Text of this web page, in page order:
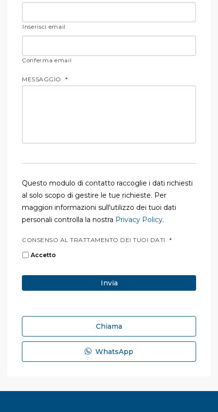
Inserisci email
Conferma email
MESSAGGIO *
Questo modulo di contatto raccoglie i dati richiesti
al solo scopo di gestire le tue richieste. Per
maggiori informazioni sull'utilizzo dei tuoi dati
personali controlla la nostra Privacy Policy.
CONSENSO AL TRATTAMENTO DEI TUOI DATI *
Accetto
Chiama
WhatsApp